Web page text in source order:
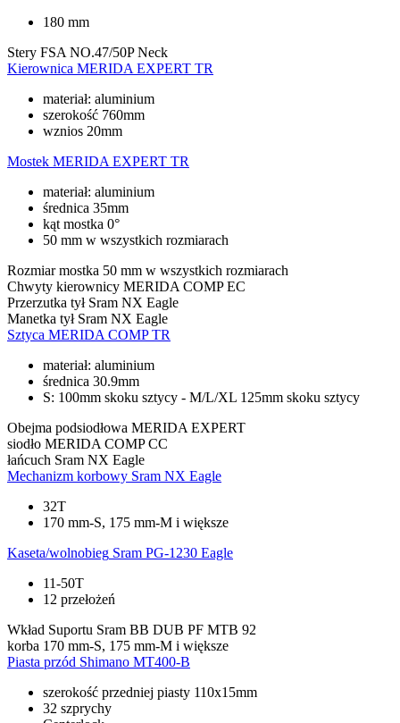
180 mm
Stery FSA NO.47/50P Neck
Kierownica MERIDA EXPERT TR
materiał: aluminium
szerokość 760mm
wznios 20mm
Mostek MERIDA EXPERT TR
materiał: aluminium
średnica 35mm
kąt mostka 0°
50 mm w wszystkich rozmiarach
Rozmiar mostka 50 mm w wszystkich rozmiarach
Chwyty kierownicy MERIDA COMP EC
Przerzutka tył Sram NX Eagle
Manetka tył Sram NX Eagle
Sztyca MERIDA COMP TR
materiał: aluminium
średnica 30.9mm
S: 100mm skoku sztycy - M/L/XL 125mm skoku sztycy
Obejma podsiodłowa MERIDA EXPERT
siodło MERIDA COMP CC
łańcuch Sram NX Eagle
Mechanizm korbowy Sram NX Eagle
32T
170 mm-S, 175 mm-M i większe
Kaseta/wolnobieg Sram PG-1230 Eagle
11-50T
12 przełożeń
Wkład Suportu Sram BB DUB PF MTB 92
korba 170 mm-S, 175 mm-M i większe
Piasta przód Shimano MT400-B
szerokość przedniej piasty 110x15mm
32 szprychy